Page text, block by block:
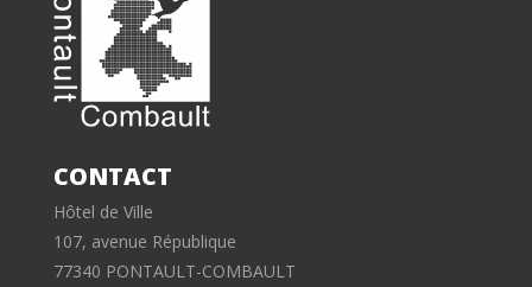
CONTACT
Hôtel de Ville
107, avenue République
77340 PONTAULT-COMBAULT